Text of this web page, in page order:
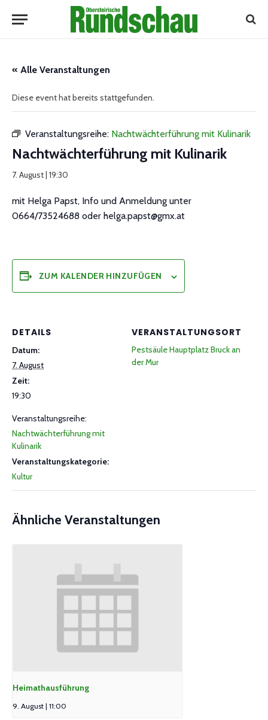
« Alle Veranstaltungen
Diese event hat bereits stattgefunden.
Veranstaltungsreihe: Nachtwächterführung mit Kulinarik
Nachtwächterführung mit Kulinarik
7. August | 19:30
mit Helga Papst, Info und Anmeldung unter
0664/73524688 oder helga.papst@gmx.at
ZUM KALENDER HINZUFÜGEN
DETAILS
Datum:
7. August
Zeit:
19:30
Veranstaltungsreihe:
Nachtwächterführung mit
Kulinarik
Veranstaltungskategorie:
Kultur
VERANSTALTUNGSORT
Pestsäule Hauptplatz Bruck an
der Mur
Ähnliche Veranstaltungen
Heimathausführung
9. August | 11:00